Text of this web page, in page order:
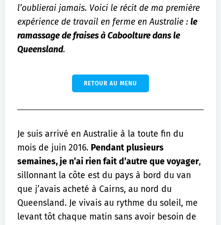
l’oublierai jamais. Voici le récit de ma première
expérience de travail en ferme en Australie : le
ramassage de fraises à Caboolture dans le
Queensland.
RETOUR AU MENU
Je suis arrivé en Australie à la toute fin du
mois de juin 2016. Pendant plusieurs
semaines, je n’ai rien fait d’autre que voyager,
sillonnant la côte est du pays à bord du van
que j’avais acheté à Cairns, au nord du
Queensland. Je vivais au rythme du soleil, me
levant tôt chaque matin sans avoir besoin de